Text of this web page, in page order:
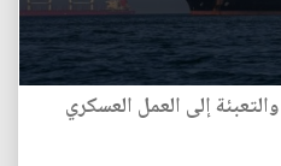
إلى العمل العسكري